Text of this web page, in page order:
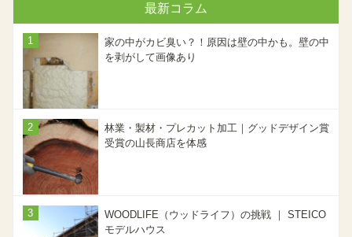
最新コラム
家の中がカビ臭い？！原因は壁の中かも。壁の中
を剥がして画像あり
林業・製材・プレカット加工｜グッドデザイン賞
受賞の山長商店を体感
WOODLIFE（ウッドライフ）の挑戦 ｜ STEICO
モデルハウス